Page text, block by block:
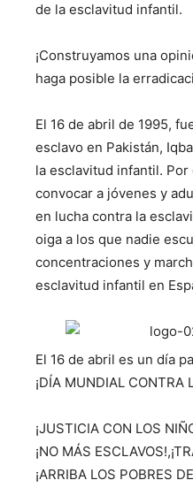
de la esclavitud infantil.
¡Construyamos una
haga posible la
El 16 de abril de 1995,
esclavo en Pakistán,
la esclavitud infantil.
convocar a jóvenes y
en lucha contra la
oiga a los que nadie
concentraciones y
esclavitud infantil en
El 16 de abril es un día
¡DÍA MUNDIAL CONTRA
¡JUSTICIA CON LOS
¡NO MÁS
¡ARRIBA LOS POBRES